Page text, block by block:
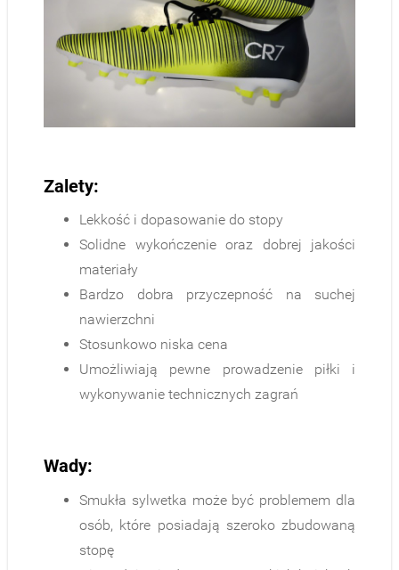
Zalety:
Lekkość i dopasowanie do stopy
Solidne wykończenie oraz dobrej jakości
materiały
Bardzo dobra przyczepność na suchej
nawierzchni
Stosunkowo niska cena
Umożliwiają pewne prowadzenie piłki i
wykonywanie technicznych zagrań
Wady:
Smukła sylwetka może być problemem dla
osób, które posiadają szeroko zbudowaną
stopę